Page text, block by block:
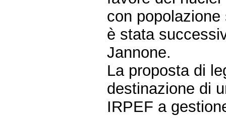
con
è stata
Jannone.
La proposta di
destinazione di
IRPEF a